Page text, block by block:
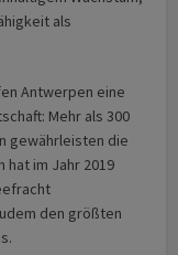
als
Antwerpen eine
Mehr als 300
gewährleisten die
hat im Jahr 2019
den größten